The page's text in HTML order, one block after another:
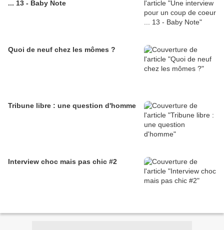
... 13 - Baby Note
Quoi de neuf chez les mômes ?
Tribune libre : une question d'homme
Interview choc mais pas chic #2